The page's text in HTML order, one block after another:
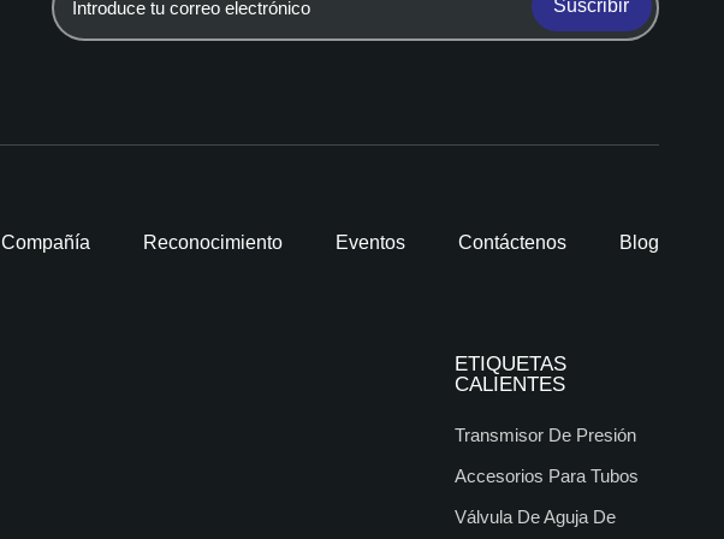
Suscribir
Compañía Reconocimiento Eventos Contáctenos Blog
ETIQUETAS
CALIENTES
Transmisor De Presión
Accesorios Para Tubos
Válvula De Aguja De